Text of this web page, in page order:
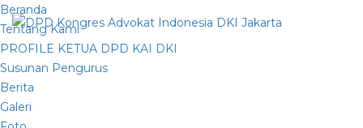
Beranda
Tentang Kami
PROFILE KETUA DPD KAI DKI
Susunan Pengurus
Berita
Galeri